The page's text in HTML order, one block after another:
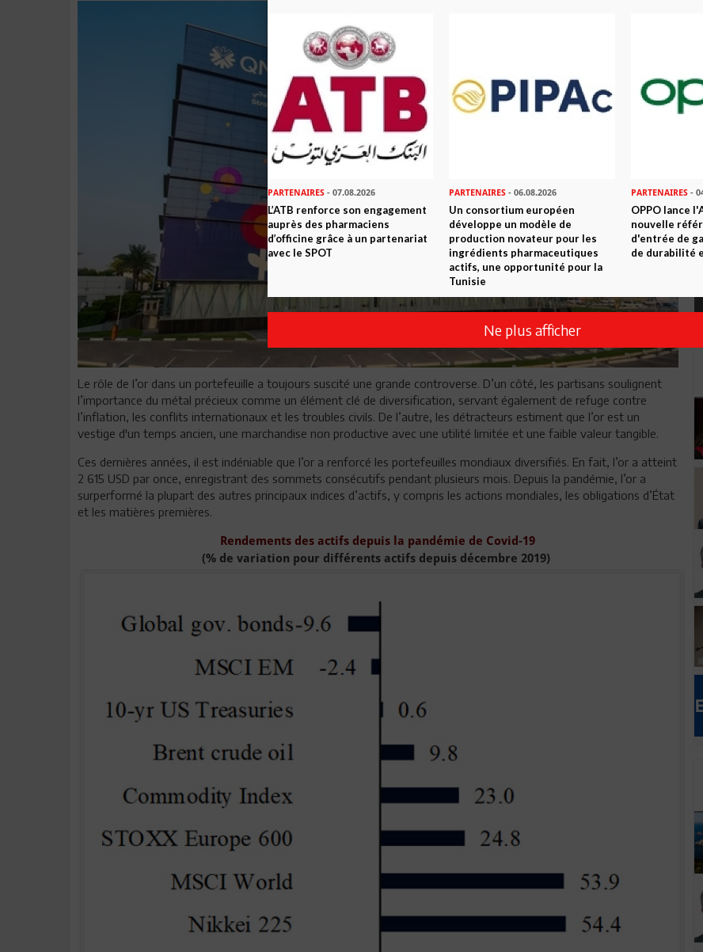
Le rôle de l’or dans un portefeuille a toujours suscité une grande controverse. D’un côté, les partisans soulignent
l’importance du métal précieux comme un élément clé de diversification, servant également de refuge contre
l’inflation, les conflits internationaux et les troubles civils. De l’autre, les détracteurs estiment que l’or est un
vestige d'un temps ancien, une marchandise non productive avec une utilité limitée et une faible valeur tangible.
Ces dernières années, il est indéniable que l’or a renforcé les portefeuilles mondiaux diversifiés. En fait, l’or a atteint
2 615 USD par once, enregistrant des sommets consécutifs pendant plusieurs mois. Depuis la pandémie, l’or a
surperformé la plupart des autres principaux indices d’actifs, y compris les actions mondiales, les obligations d’État
et les matières premières.
Rendements des actifs depuis la pandémie de Covid-19
(% de variation pour différents actifs depuis décembre 2019)
PARTENAIRES - 07.08.2026
L’ATB renforce son engagement
auprès des pharmaciens
d’officine grâce à un partenariat
avec le SPOT
PARTENAIRES - 06.08.2026
Un consortium européen
développe un modèle de
production novateur pour les
ingrédients pharmaceutiques
actifs, une opportunité pour la
Tunisie
PARTENAIRES-
OPPO lance
nouvelle
d'entrée de
de durabilité
Ne plus afficher